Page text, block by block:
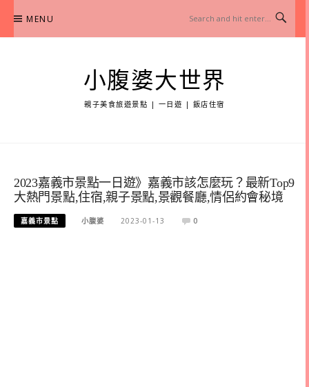
content
MENU
小腹婆大世界
親子美食旅遊景點 | 一日遊 | 飯店住宿
2023嘉義市景點一日遊》嘉義市該怎麼玩？最新Top9
大熱門景點,住宿,親子景點,景觀餐廳,情侶約會秘境
嘉義市景點 小腹婆 2023-01-13 0